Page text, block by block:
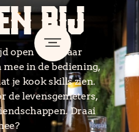
BIJ
open voor naar
in de bediening,
je kook skills zien.
de levensgenieters,
Draai